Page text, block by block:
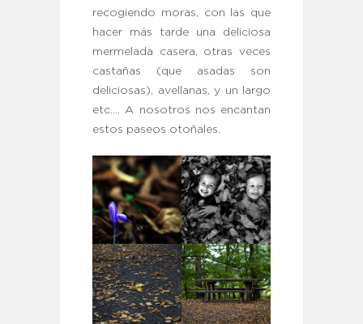
recogiendo moras, con las que
hacer más tarde una deliciosa
mermelada casera, otras veces
castañas (que asadas son
deliciosas), avellanas, y un largo
etc…. A nosotros nos encantan
estos paseos otoñales.